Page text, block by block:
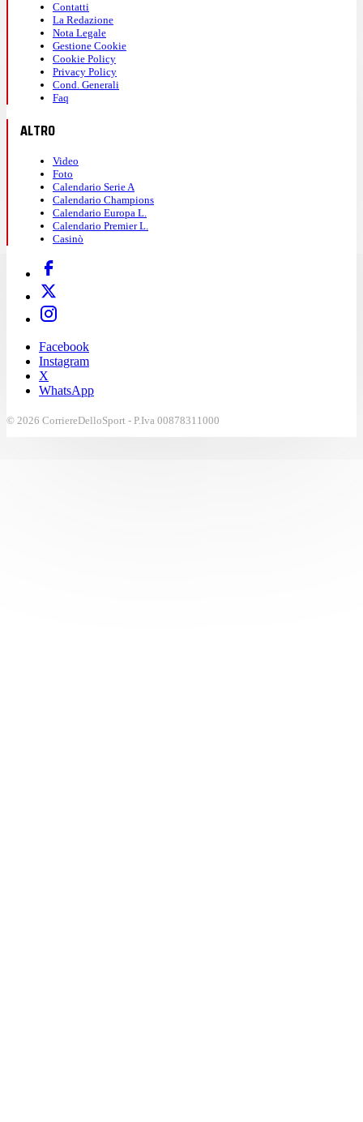
Contatti
La Redazione
Nota Legale
Gestione Cookie
Cookie Policy
Privacy Policy
Cond. Generali
Faq
ALTRO
Video
Foto
Calendario Serie A
Calendario Champions
Calendario Europa L.
Calendario Premier L.
Casinò
Facebook
Instagram
X
WhatsApp
© 2026 CorriereDelloSport - P.Iva 00878311000